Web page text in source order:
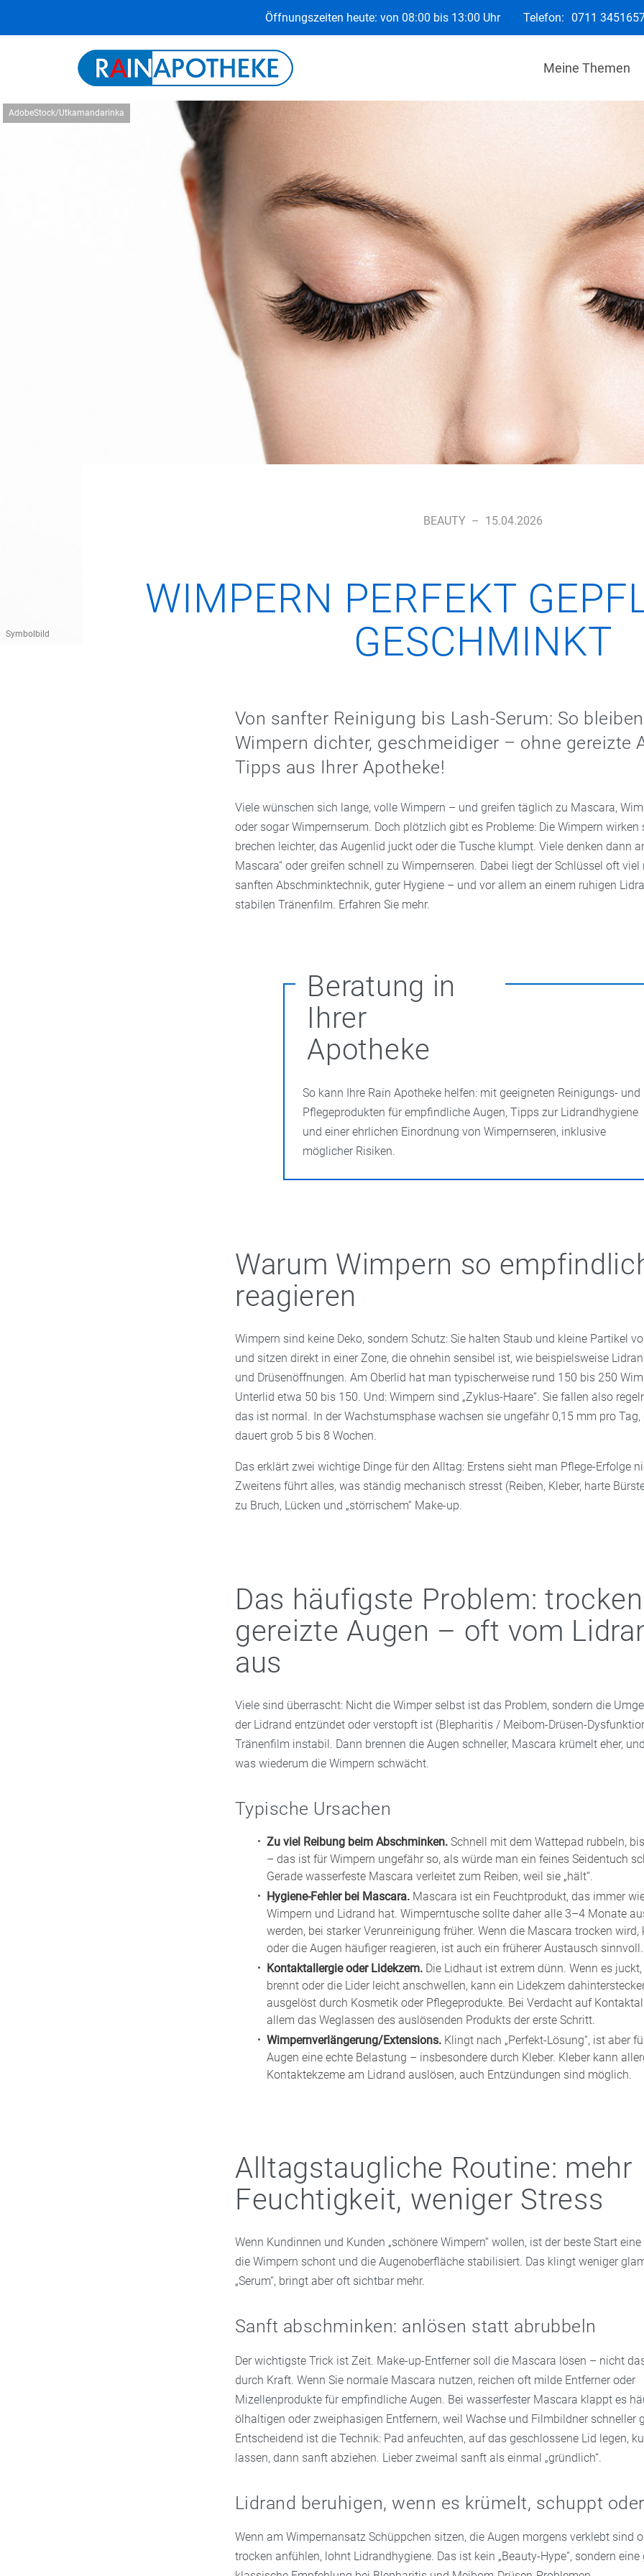
Öffnungszeiten heute: von 08:00 bis 13:00 Uhr Telefon: 0711
Meine Themen
AdobeStock/Utkamandarinka
Symbolbild
BEAUTY – 15.04.2026
WIMPERN PERFEKT
GESCHMINKT
Von sanfter Reinigung bis Lash-Serum: So bleiben
Wimpern dichter, geschmeidiger – ohne gereizte
Tipps aus Ihrer Apotheke!
Viele wünschen sich lange, volle Wimpern – und greifen täglich zu Mascara,
oder sogar Wimpernserum. Doch plötzlich gibt es Probleme: Die Wimpern
brechen leichter, das Augenlid juckt oder die Tusche klumpt. Viele denken dann
Mascara“ oder greifen schnell zu Wimpernseren. Dabei liegt der Schlüssel oft viel
sanften Abschminktechnik, guter Hygiene – und vor allem an einem ruhigen
stabilen Tränenfilm. Erfahren Sie mehr.
Beratung in
Ihrer
Apotheke
So kann Ihre Rain Apotheke helfen: mit geeigneten Reinigungs- und
Pflegeprodukten für empfindliche Augen, Tipps zur Lidrandhygiene
und einer ehrlichen Einordnung von Wimpernseren, inklusive
möglicher Risiken.
Warum Wimpern so
reagieren
Wimpern sind keine Deko, sondern Schutz: Sie halten Staub und kleine Partikel
und sitzen direkt in einer Zone, die ohnehin sensibel ist, wie beispielsweise
und Drüsenöffnungen. Am Oberlid hat man typischerweise rund 150 bis 250
Unterlid etwa 50 bis 150. Und: Wimpern sind „Zyklus-Haare“. Sie fallen also
das ist normal. In der Wachstumsphase wachsen sie ungefähr 0,15 mm pro Tag,
dauert grob 5 bis 8 Wochen.
Das erklärt zwei wichtige Dinge für den Alltag: Erstens sieht man Pflege-Erfolge
Zweitens führt alles, was ständig mechanisch stresst (Reiben, Kleber, harte
zu Bruch, Lücken und „störrischem“ Make-up.
Das häufigste Problem:
gereizte Augen – oft vom
aus
Viele sind überrascht: Nicht die Wimper selbst ist das Problem, sondern die
der Lidrand entzündet oder verstopft ist (Blepharitis / Meibom-Drüsen-
Tränenfilm instabil. Dann brennen die Augen schneller, Mascara krümelt eher,
was wiederum die Wimpern schwächt.
Typische Ursachen
Zu viel Reibung beim Abschminken.Schnell mit dem Wattepad rubbeln,
– das ist für Wimpern ungefähr so, als würde man ein feines Seidentuch
Gerade wasserfeste Mascara verleitet zum Reiben, weil sie „hält“.
Hygiene-Fehler bei Mascara.Mascara ist ein Feuchtprodukt, das immer
Wimpern und Lidrand hat. Wimperntusche sollte daher alle 3–4 Monate
werden, bei starker Verunreinigung früher. Wenn die Mascara trocken
oder die Augen häufiger reagieren, ist auch ein früherer Austausch sinnvoll.
Kontaktallergie oder Lidekzem.Die Lidhaut ist extrem dünn. Wenn es
brennt oder die Lider leicht anschwellen, kann ein Lidekzem
ausgelöst durch Kosmetik oder Pflegeprodukte. Bei Verdacht auf
allem das Weglassen des auslösenden Produkts der erste Schritt.
Wimpernverlängerung/Extensions.Klingt nach „Perfekt-Lösung“, ist aber
Augen eine echte Belastung – insbesondere durch Kleber. Kleber kann
Kontaktekzeme am Lidrand auslösen, auch Entzündungen sind möglich.
Alltagstaugliche Routine: mehr
Feuchtigkeit, weniger Stress
Wenn Kundinnen und Kunden „schönere Wimpern“ wollen, ist der beste Start
die Wimpern schont und die Augenoberfläche stabilisiert. Das klingt weniger
„Serum“, bringt aber oft sichtbar mehr.
Sanft abschminken: anlösen statt abrubbeln
Der wichtigste Trick ist Zeit. Make-up-Entferner soll die Mascara lösen – nicht
durch Kraft. Wenn Sie normale Mascara nutzen, reichen oft milde Entferner oder
Mizellenprodukte für empfindliche Augen. Bei wasserfester Mascara klappt es
ölhaltigen oder zweiphasigen Entfernern, weil Wachse und Filmbildner schneller
Entscheidend ist die Technik: Pad anfeuchten, auf das geschlossene Lid legen,
lassen, dann sanft abziehen. Lieber zweimal sanft als einmal „gründlich“.
Lidrand beruhigen, wenn es krümelt, schuppt
Wenn am Wimpernansatz Schüppchen sitzen, die Augen morgens verklebt sind
trocken anfühlen, lohnt Lidrandhygiene. Das ist kein „Beauty-Hype“, sondern eine